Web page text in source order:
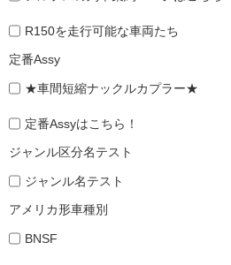
R150を走行可能な車両たち
定番Assy
★車間短縮ナックルカプラー★
定番Assyはこちら！
ジャンル区分名テスト
ジャンル名テスト
アメリカ形車種別
BNSF